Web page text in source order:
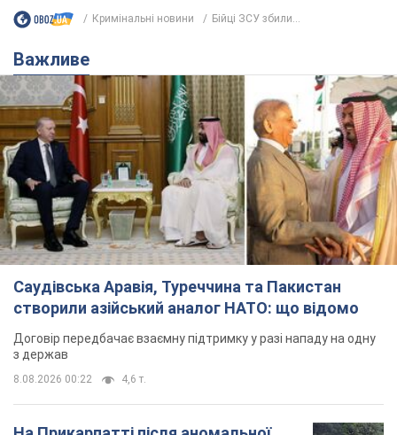
Кримінальні новини Бійці ЗСУ збили...
Важливе
Саудівська Аравія, Туреччина та Пакистан
створили азійський аналог НАТО: що відомо
Договір передбачає взаємну підтримку у разі нападу на одну
з держав
8.08.2026 00:22 4,6 т.